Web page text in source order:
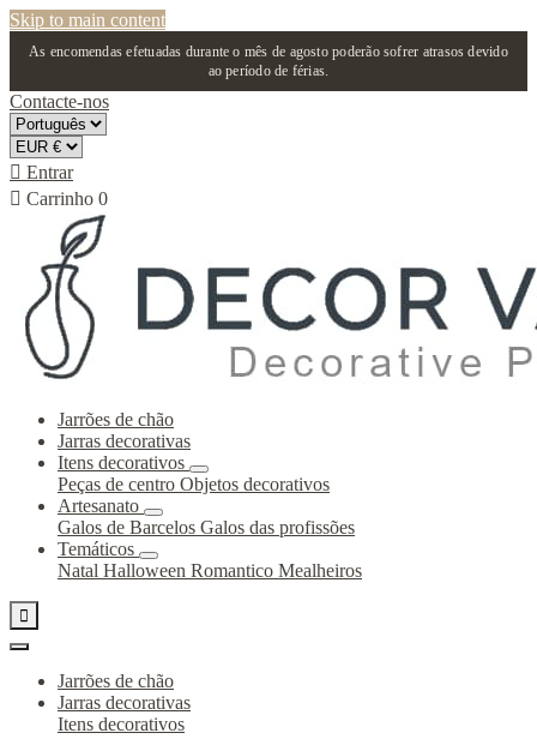
Skip to main content
As encomendas efetuadas durante o mês de agosto poderão sofrer atrasos devido
ao período de férias.
Contacte-nos
 Entrar
 Carrinho 0
Jarrões de chão
Jarras decorativas
Itens decorativos
Peças de centro Objetos decorativos
Artesanato
Galos de Barcelos Galos das profissões
Temáticos
Natal Halloween Romantico Mealheiros

Jarrões de chão
Jarras decorativas
Itens decorativos